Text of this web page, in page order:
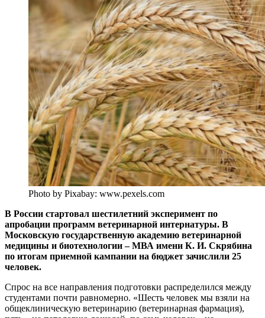
Photo by Pixabay: www.pexels.com
В России стартовал шестилетний эксперимент по
апробации программ ветеринарной интернатуры. В
Московскую государственную академию ветеринарной
медицины и биотехнологии – МВА имени К. И. Скрябина
по итогам приемной кампании на бюджет зачислили 25
человек.
Спрос на все направления подготовки распределился между
студентами почти равномерно. «Шесть человек мы взяли на
общеклиническую ветеринарию (ветеринарная фармация),